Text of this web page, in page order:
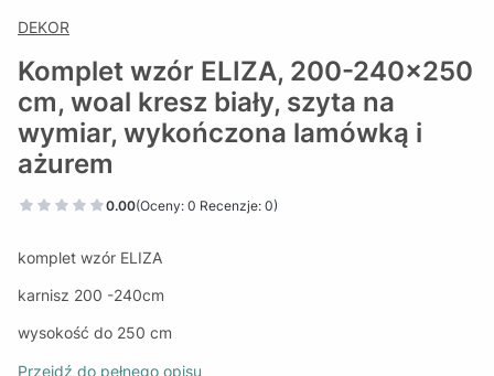
DEKOR
Komplet wzór ELIZA, 200-240x250
cm, woal kresz biały, szyta na
wymiar, wykończona lamówką i
ażurem
0.00(Oceny: 0 Recenzje: 0)
komplet wzór ELIZA
karnisz 200 -240cm
wysokość do 250 cm
Przejdź do pełnego opisu